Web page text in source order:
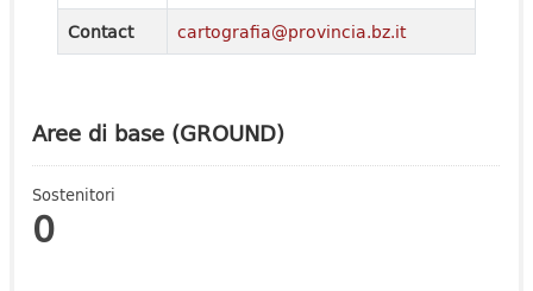
Aree di base (GROUND)
Sostenitori
0
Contact
cartografia@provincia.bz.it